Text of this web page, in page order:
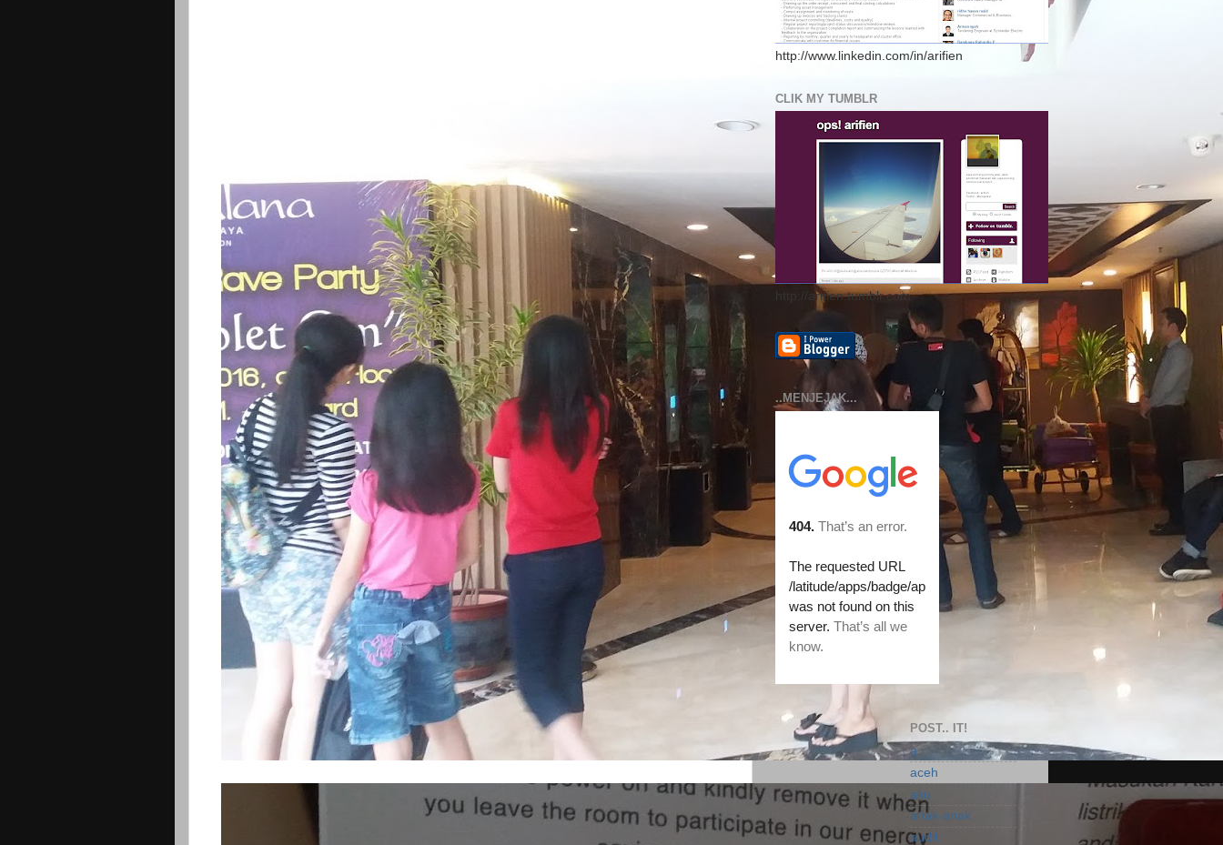
http://www.linkedin.com/in/arifien
CLIK MY TUMBLR
http://arifien.tumblr.com
..MENJEJAK...
POST.. IT!
a
aceh
aku
anak-anak
audit